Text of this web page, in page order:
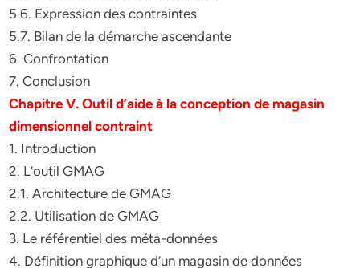
5.6. Expression des contraintes
5.7. Bilan de la démarche ascendante
6. Confrontation
7. Conclusion
Chapitre V. Outil d’aide à la conception de magasin
dimensionnel contraint
1. Introduction
2. L’outil GMAG
2.1. Architecture de GMAG
2.2. Utilisation de GMAG
3. Le référentiel des méta-données
4. Définition graphique d’un magasin de données